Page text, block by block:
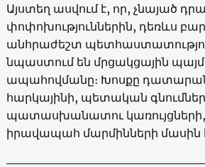
Այստեղ ասվում է, որ, չնայած
փոփոխություններին, դեռևս
անհրաժեշտ
նպաստում են մրցակցային
ապահովմանը։ Խոսքը
հարկայինի, պետական
պատասխանատու
իրավապահ մարմինների մասին